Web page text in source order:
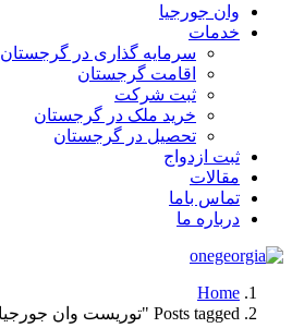
وان جورجیا
خدمات
سرمایه گذاری در گرجستان
اقامت گرجستان
ثبت شرکت
خرید ملک در گرجستان
تحصیل در گرجستان
ثبت ازدواج
مقالات
تماس باما
درباره ما
Home
Posts tagged "توریست وان جورجیا"